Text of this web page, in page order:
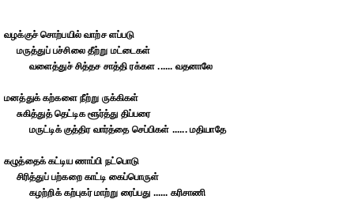
வழக்குச் சொற்பயில் வாற்ச ளப்படு
மருத்துப் பச்சிலை தீற்று மட்டைகள்
வளைத்துச் சித்தச சாத்தி ரக்கள ...... வதனாலே
மனத்துக் கற்களை நீற்று ருக்கிகள்
சுகித்துத் தெட்டிக ளூர்த்து திப்பரை
மருட்டிக் குத்திர வார்த்தை செப்பிகள் ...... மதியாதே
கழுத்தைக் கட்டிய ணாப்பி நட்பொடு
சிரித்துப் பற்கறை காட்டி கைப்பொருள்
கழற்றிக் கற்புகர் மாற்று ரைப்பது ...... கரிசாணி